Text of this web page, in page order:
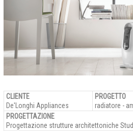
CLIENTE
De'Longhi Appliances
PROGETTO
radiatore -
PROGETTAZIONE
Progettazione strutture architettoniche